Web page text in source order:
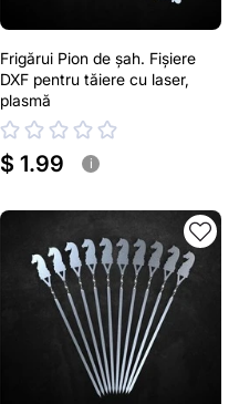
Frigărui Pion de șah. Fișiere
DXF pentru tăiere cu laser,
plasmă
$ 1.99 i